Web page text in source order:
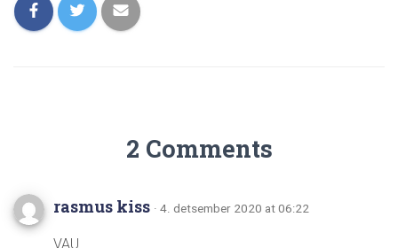
2 Comments
rasmus kiss · 4. detsember 2020 at 06:22
VAU